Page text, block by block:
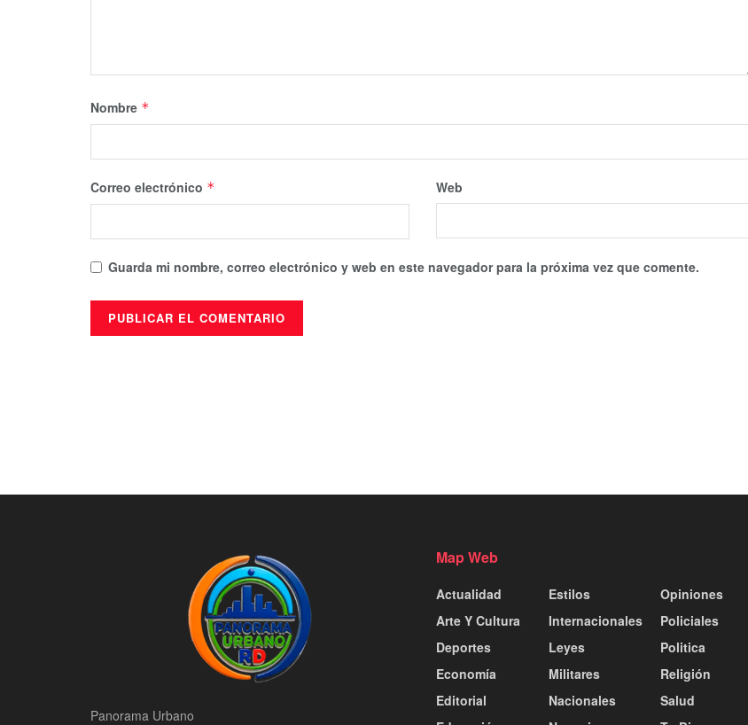
Nombre *
Correo electrónico * Web
Guarda mi nombre, correo electrónico y web en este navegador para la próxima vez que comente.
Panorama Urbano
Map Web
Actualidad
Arte Y Cultura
Deportes
Economía
Editorial
Estilos
Internacionales
Leyes
Militares
Nacionales
Opiniones
Policiales
Politica
Religión
Salud